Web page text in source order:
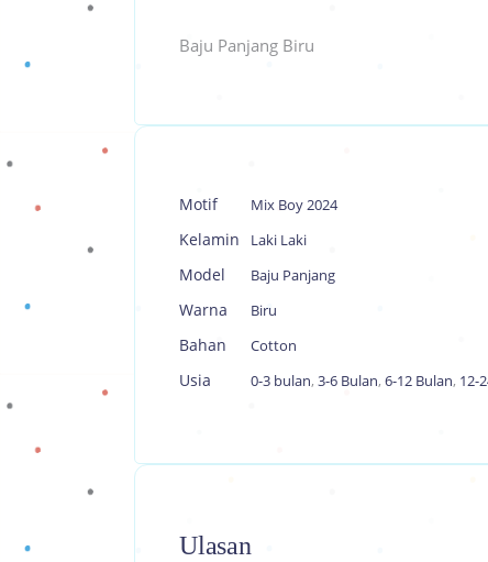
Baju Panjang Biru
Motif Mix Boy 2024
Kelamin Laki Laki
Model Baju Panjang
Warna Biru
Bahan Cotton
Usia 0-3 bulan, 3-6 Bulan, 6-12 Bulan, 12-
Ulasan